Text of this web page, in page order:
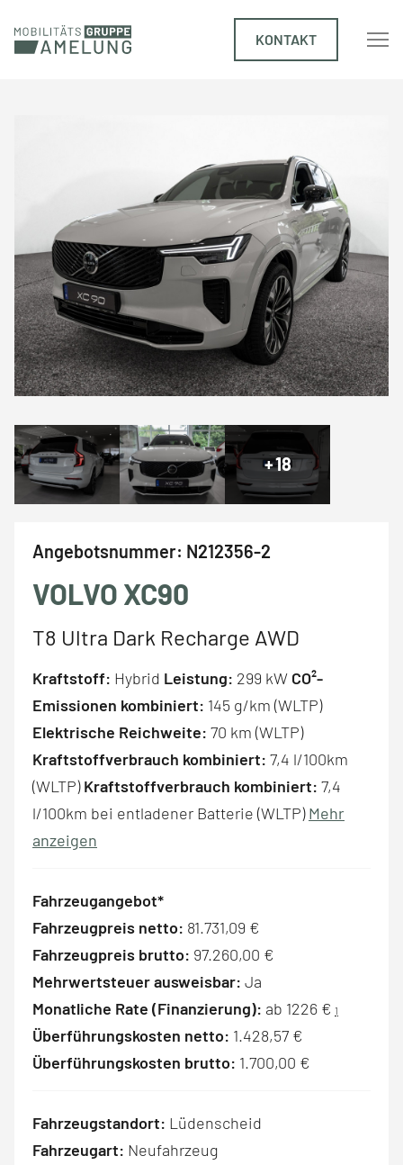
KONTAKT
+18
Angebotsnummer: N212356-2
VOLVO XC90
T8 Ultra Dark Recharge AWD
Kraftstoff: Hybrid Leistung: 299 kW CO²-
Emissionen kombiniert: 145 g/km (WLTP)
Elektrische Reichweite: 70 km (WLTP)
Kraftstoffverbrauch kombiniert: 7,4 l/100km
(WLTP)Kraftstoffverbrauch kombiniert: 7,4
l/100km bei entladener Batterie (WLTP) Mehr
anzeigen
Fahrzeugangebot*
Fahrzeugpreis netto: 81.731,09 €
Fahrzeugpreis brutto: 97.260,00 €
Mehrwertsteuer ausweisbar: Ja
Monatliche Rate (Finanzierung): ab 1226 € 1
Überführungskosten netto: 1.428,57 €
Überführungskosten brutto: 1.700,00 €
Fahrzeugstandort: Lüdenscheid
Fahrzeugart: Neufahrzeug